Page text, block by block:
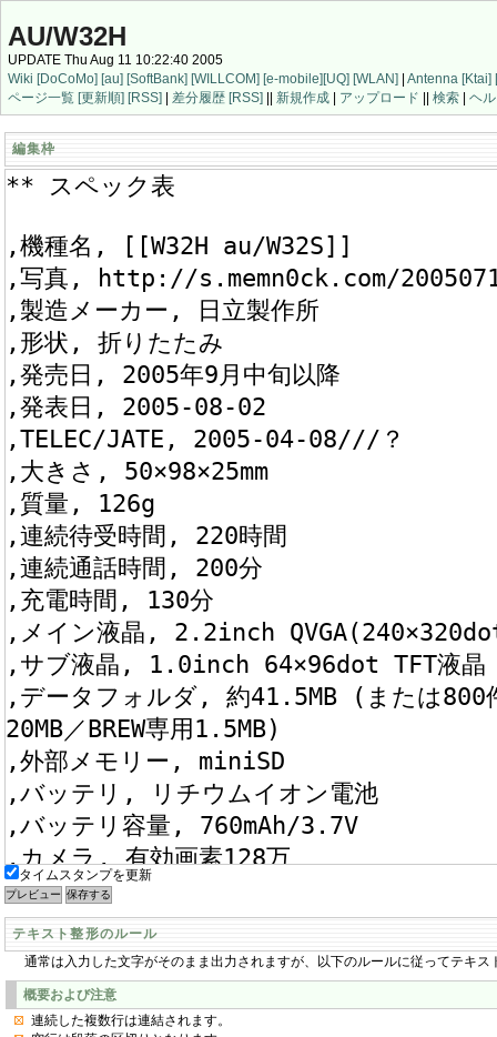
AU/W32H
UPDATE Thu Aug 11 10:22:40 2005
Wiki [DoCoMo] [au] [SoftBank] [WILLCOM] [e-mobile][UQ] [WLAN] | Antenna [Ktai]
ページ一覧 [更新順] [RSS] | 差分履歴 [RSS] || 新規作成 | アップロード || 検索 | ヘ
編集枠
タイムスタンプを更新
テキスト整形のルール
通常は入力した文字がそのまま出力されますが、以下のルールに従ってテキス
概要および注意
連続した複数行は連結されます。